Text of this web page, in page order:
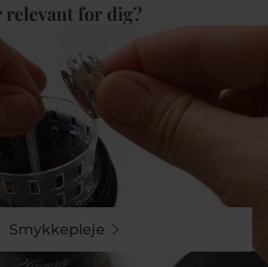
relevant for dig?
Smykkepleje